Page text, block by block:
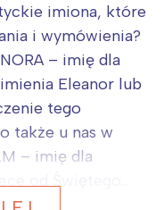
imiona, które
i wymówienia?
– imię dla
Eleanor lub
tego
także u nas w
– imię dla